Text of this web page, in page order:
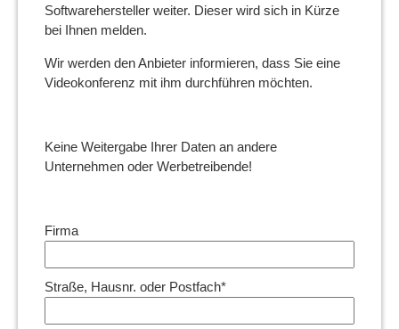
Softwarehersteller weiter. Dieser wird sich in Kürze
bei Ihnen melden.
Wir werden den Anbieter informieren, dass Sie eine
Videokonferenz mit ihm durchführen möchten.
Keine Weitergabe Ihrer Daten an andere
Unternehmen oder Werbetreibende!
Firma
Straße, Hausnr. oder Postfach*